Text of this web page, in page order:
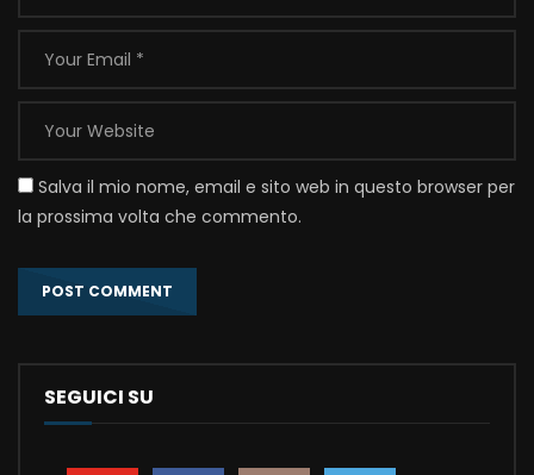
Salva il mio nome, email e sito web in questo browser per
la prossima volta che commento.
SEGUICI SU